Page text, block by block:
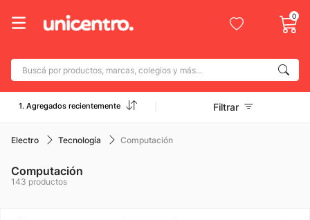
0
Buscá por productos, marcas, colegios y más...
1. Agregados recientemente Filtrar
Electro Tecnología Computación
Computación
143 productos
Términos más buscados
1
2. champion
new balance
4. caterpillar